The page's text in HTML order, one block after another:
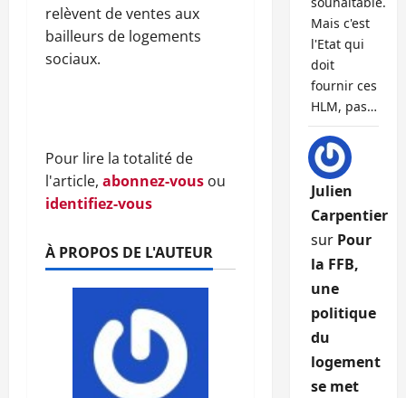
relèvent de ventes aux
bailleurs de logements
sociaux.
Pour lire la totalité de
l'article, abonnez-vous ou
identifiez-vous
À PROPOS DE L'AUTEUR
Mais c'est
l'Etat qui
doit
fournir ces
HLM, pas…
Julien
Carpentier
sur Pour
la FFB,
une
politique
du
logement
se met